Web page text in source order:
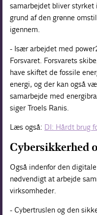
samarbejdet bliver
grund af den grønne
igennem.
- Især arbejdet med
Forsvaret. Forsvarets
have skiftet de fossile
energi, og der kan også
samarbejde med
siger Troels Ranis.
Læs også: DI: Hårdt brug
Cybersikkerhed
Også indenfor den
nødvendigt at arbejde
virksomheder.
- Cybertruslen og den